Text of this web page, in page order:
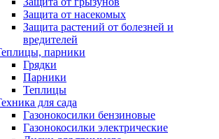
Защита от насекомых
Защита растений от болезней и
вредителей
парники
Грядки
Парники
Теплицы
для сада
Газонокосилки бензиновые
Газонокосилки электрические